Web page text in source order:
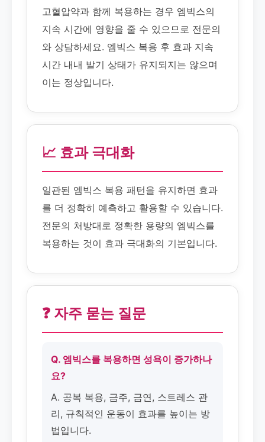
고혈압약과 함께 복용하는 경우 엠빅스의
지속 시간에 영향을 줄 수 있으므로 전문의
와 상담하세요. 엠빅스 복용 후 효과 지속
시간 내내 발기 상태가 유지되지는 않으며
이는 정상입니다.
📈 효과 극대화
일관된 엠빅스 복용 패턴을 유지하면 효과
를 더 정확히 예측하고 활용할 수 있습니다.
전문의 처방대로 정확한 용량의 엠빅스를
복용하는 것이 효과 극대화의 기본입니다.
❓ 자주 묻는 질문
Q. 엠빅스를 복용하면 성욕이 증가하나
요?
A. 공복 복용, 금주, 금연, 스트레스 관
리, 규칙적인 운동이 효과를 높이는 방
법입니다.